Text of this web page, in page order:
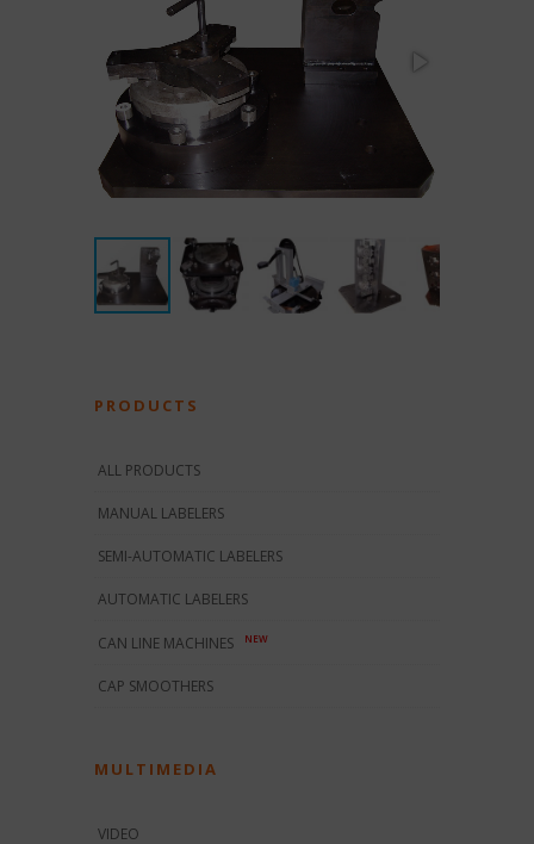
PRODUCTS
ALL PRODUCTS
MANUAL LABELERS
SEMI-AUTOMATIC LABELERS
AUTOMATIC LABELERS
CAN LINE MACHINES NEW
CAP SMOOTHERS
MULTIMEDIA
VIDEO